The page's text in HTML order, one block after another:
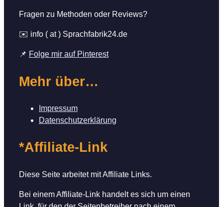
Fragen zu Methoden oder Reviews?
✉️ info ( at ) Sprachfabrik24.de
📌 Folge mir auf Pinterest
Mehr über…
Impressum
Datenschutzerklärung
*Affiliate-Link
Diese Seite arbeitet mit Affiliate Links.
Bei einem Affiliate-Link handelt es sich um einen